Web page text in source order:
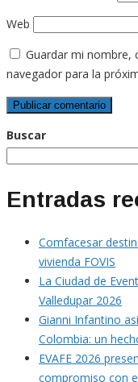
Web
Guardar mi nombre,
navegador para la
Buscar
Entradas
Comfacesar
vivienda FOVIS
La Ciudad de
Valledupar 2026
Gianni Infantino
Colombia: un
EVAFE 2026
compromiso con